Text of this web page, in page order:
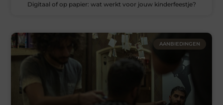
Digitaal of op papier: wat werkt voor jouw kinderfeestje?
AANBIEDINGEN